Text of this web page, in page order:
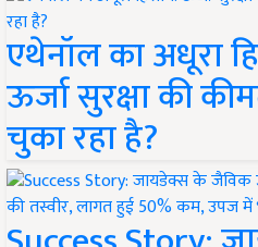
एथेनॉल का अधूरा
ऊर्जा सुरक्षा की
चुका रहा है?